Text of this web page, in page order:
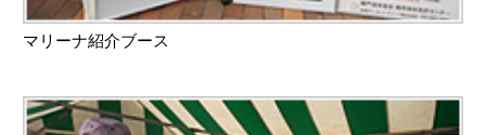
マリーナ紹介ブース